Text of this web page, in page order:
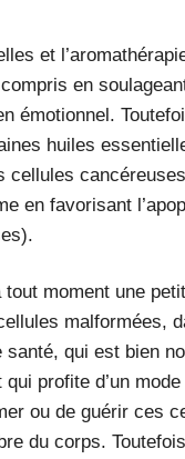
et
en
émotionnel.
huiles
cellules
en favorisant
moment une
malformées,
santé, qui est bien
qui profite d’un
ou de guérir ces
du corps.